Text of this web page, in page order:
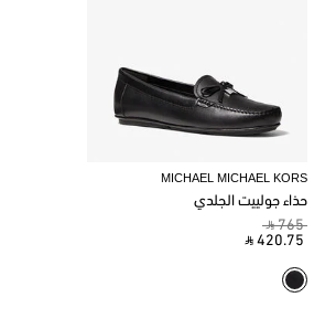
MICHAEL MICHAEL KORS
حذاء جولييت الجلدي
‎ ⃁ 765 ‎
‎ ⃁ 420.75 ‎